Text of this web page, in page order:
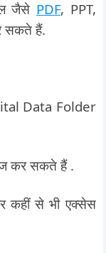
जैसे PDF, PPT,
सकते हैं.
Data Folder
कर सकते हैं .
कहीं से भी एक्सेस